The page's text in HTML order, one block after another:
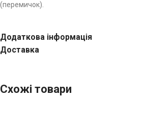
(перемичок).
Додаткова інформація
Доставка
Схожі товари